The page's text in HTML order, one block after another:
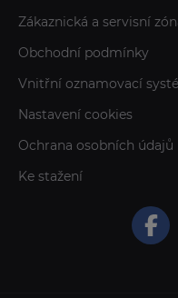
Zákaznická a servisní
Obchodní podmínky
Vnitřní oznamovací
Nastavení cookies
Ochrana osobních údajů
Ke stažení